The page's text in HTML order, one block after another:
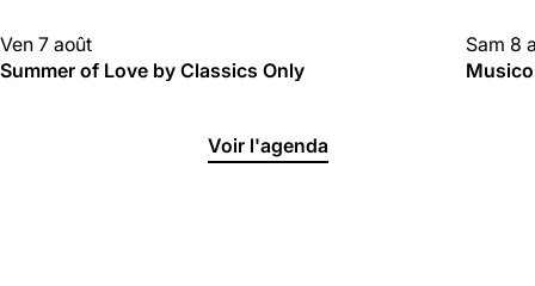
CLUBBING
Ven 7 août
Summer of Love by Classics Only
Sam 8
Voir l'agenda